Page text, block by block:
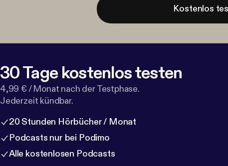
Kostenlos
30 Tage kostenlos testen
4,99 € / Monat nach der Testphase.
Jederzeit kündbar.
20 Stunden Hörbücher / Monat
Podcasts nur bei Podimo
Alle kostenlosen Podcasts